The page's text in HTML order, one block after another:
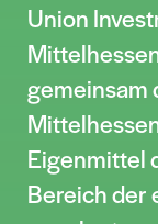
Union
gemeinsam
Eigenmittel
Bereich der